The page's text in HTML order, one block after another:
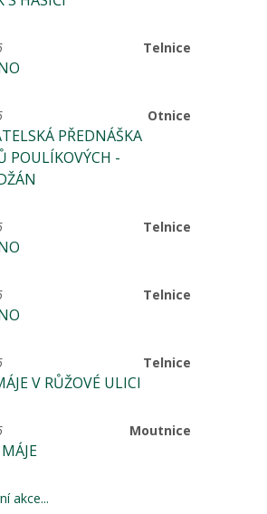
Telnice
Otnice
PŘEDNÁŠKA
POULÍKOVÝCH -
Telnice
Telnice
Telnice
V RŮŽOVÉ ULICI
Moutnice
akce...